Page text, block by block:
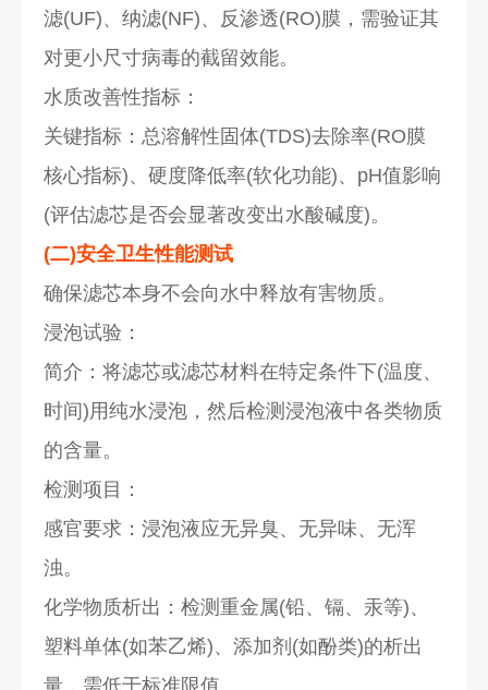
滤(UF)、纳滤(NF)、反渗透(RO)膜，需验证其
对更小尺寸病毒的截留效能。
水质改善性指标：
关键指标：总溶解性固体(TDS)去除率(RO膜
核心指标)、硬度降低率(软化功能)、pH值影响
(评估滤芯是否会显著改变出水酸碱度)。
(二)安全卫生性能测试
确保滤芯本身不会向水中释放有害物质。
浸泡试验：
简介：将滤芯或滤芯材料在特定条件下(温度、
时间)用纯水浸泡，然后检测浸泡液中各类物质
的含量。
检测项目：
感官要求：浸泡液应无异臭、无异味、无浑
浊。
化学物质析出：检测重金属(铅、镉、汞等)、
塑料单体(如苯乙烯)、添加剂(如酚类)的析出